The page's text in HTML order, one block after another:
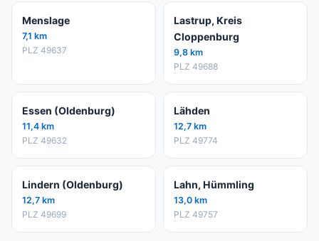
Menslage
7,1 km
PLZ 49637
Lastrup, Kreis
Cloppenburg
9,8 km
PLZ 49688
Essen (Oldenburg)
11,4 km
PLZ 49632
Lähden
12,7 km
PLZ 49774
Lindern (Oldenburg)
12,7 km
PLZ 49699
Lahn, Hümmling
13,0 km
PLZ 49757